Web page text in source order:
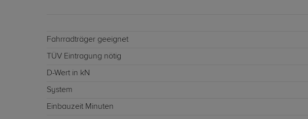
Fahrradträger geeignet
TÜV Eintragung nötig
D-Wert in kN
System
Einbauzeit Minuten